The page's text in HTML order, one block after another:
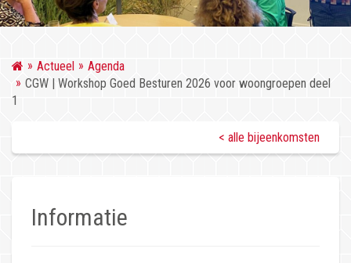
Actueel
Agenda
CGW | Workshop Goed Besturen 2026 voor woongroepen deel
1
< alle bijeenkomsten
Informatie